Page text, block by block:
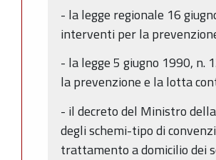
- la legge regionale 16
interventi per la
- la legge 5 giugno 1990,
la prevenzione e la lotta
- il decreto del Ministro
degli schemi-tipo di
trattamento a domicilio dei